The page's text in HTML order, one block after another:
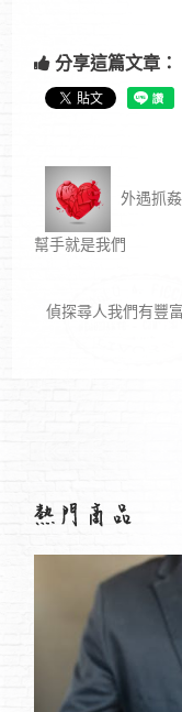
分享這篇文章：
外遇抓
幫手就是我們
偵探尋人我們有豐